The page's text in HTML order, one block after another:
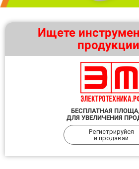
Ищете
БЕСПЛАТНАЯ
ДЛЯ УВЕЛИЧЕНИЯ
Регистрируйся
и продавай